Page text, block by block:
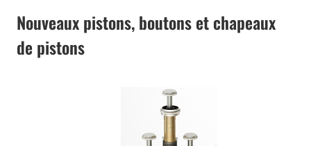
Nouveaux pistons, boutons et chapeaux
de pistons